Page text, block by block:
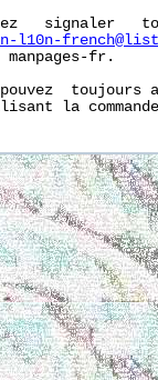
signaler
l10n-
manpages-fr.
toujours
la